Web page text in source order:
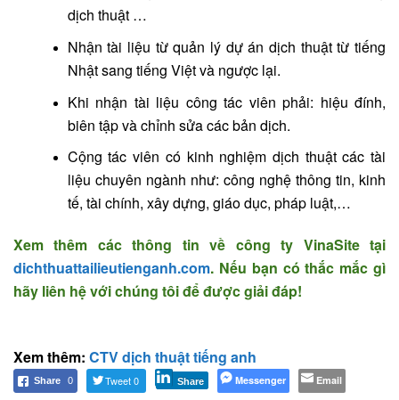
dịch thuật …
Nhận tài liệu từ quản lý dự án dịch thuật từ tiếng
Nhật sang tiếng Việt và ngược lại.
Khi nhận tài liệu công tác viên phải: hiệu đính,
biên tập và chỉnh sửa các bản dịch.
Cộng tác viên có kinh nghiệm dịch thuật các tài
liệu chuyên ngành như: công nghệ thông tin, kinh
tế, tài chính, xây dựng, giáo dục, pháp luật,…
Xem thêm các thông tin về công ty VinaSite tại
dichthuattailieutienganh.com. Nếu bạn có thắc mắc gì
hãy liên hệ với chúng tôi để được giải đáp!
Xem thêm: CTV dịch thuật tiếng anh
Share 0 Tweet 0 Share Messenger Email